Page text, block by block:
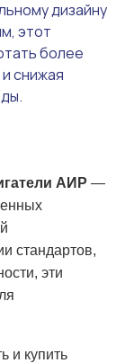
дизайну
этот
более
снижая
АИР —
стандартов,
эти
и купить